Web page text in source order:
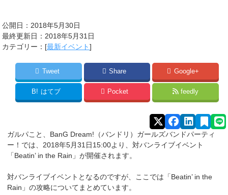
公開日：2018年5月30日
最終更新日：2018年5月31日
カテゴリー：[最新イベント]
Tweet Share Google+
B! はてブ Pocket feedly
ガルパこと、BanG Dream!（バンドリ）ガールズバンドパーティ
ー！では、2018年5月31日15:00より、対バンライブイベント
「Beatin’ in the Rain」が開催されます。
対バンライブイベントとなるのですが、ここでは「Beatin’ in the
Rain」の攻略についてまとめています。